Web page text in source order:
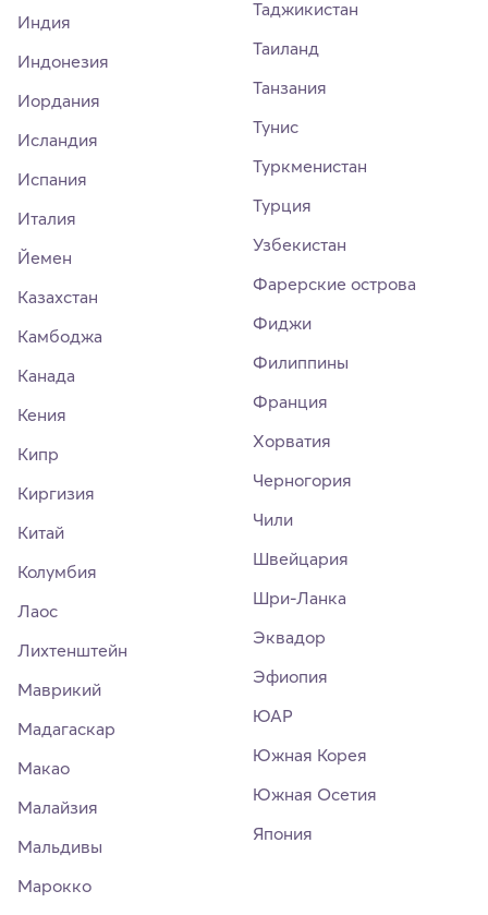
Индия
Индонезия
Иордания
Исландия
Испания
Италия
Йемен
Казахстан
Камбоджа
Канада
Кения
Кипр
Киргизия
Китай
Колумбия
Лаос
Лихтенштейн
Маврикий
Мадагаскар
Макао
Малайзия
Мальдивы
Марокко
Таджикистан
Таиланд
Танзания
Тунис
Туркменистан
Турция
Узбекистан
Фарерские острова
Фиджи
Филиппины
Франция
Хорватия
Черногория
Чили
Швейцария
Шри-Ланка
Эквадор
Эфиопия
ЮАР
Южная Корея
Южная Осетия
Япония